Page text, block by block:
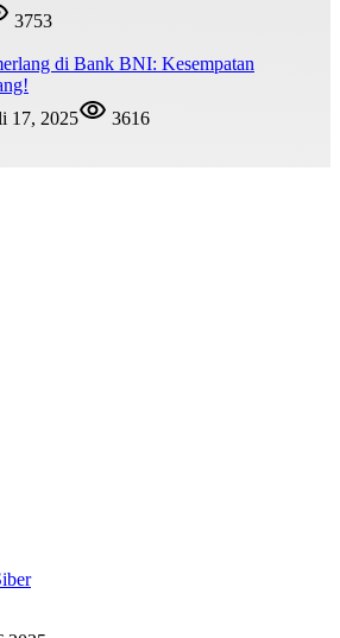
3753
di Bank BNI: Kesempatan
17, 2025 3616